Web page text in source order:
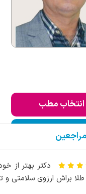
انتخاب مطب
به لیست من
دکتر بهتر از
براش ارزوی سلامتی و